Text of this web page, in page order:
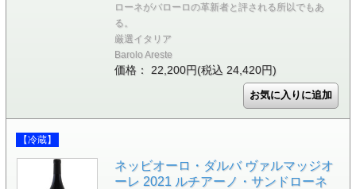
ローネがバローロの革新者と評される所以でもあ
る。
厳選イタリア
Barolo Areste
価格： 22,200円(税込 24,420円)
【冷蔵】
ネッビオーロ・ダルバ ヴァルマッジオ
ーレ 2021 ルチアーノ・サンドローネ